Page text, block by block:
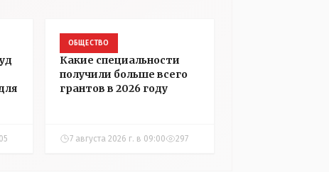
ОБЩЕСТВО
Какие специальности
получили больше всего
грантов в 2026 году
7 августа 2026 г. в 09:00 297